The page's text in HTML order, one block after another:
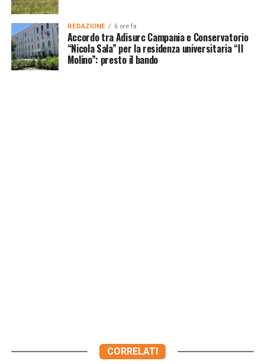
REDAZIONE 6 ore fa
Accordo tra Adisurc Campania e Conservatorio
“Nicola Sala” per la residenza universitaria “Il
Molino”: presto il bando
CORRELATI